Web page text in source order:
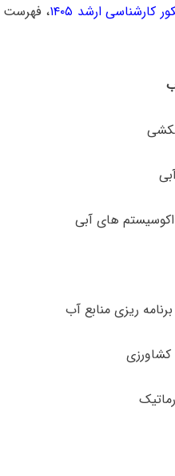
کارشناسی ارشد ۱۴۰۵ ، فهرست